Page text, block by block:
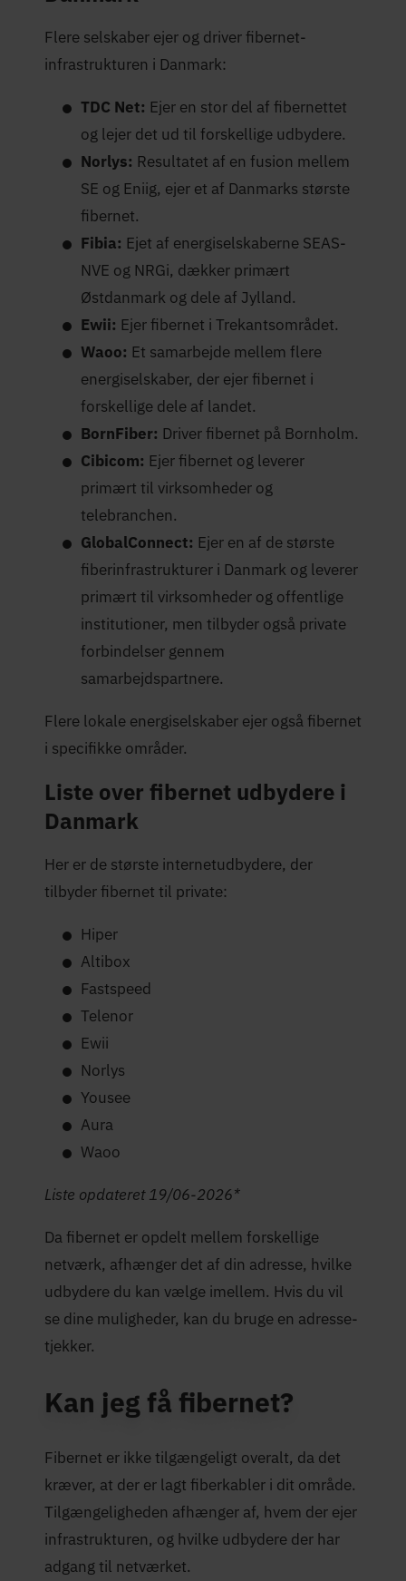
Flere selskaber ejer og driver fibernet-
infrastrukturen i Danmark:
TDC Net: Ejer en stor del af fibernettet
og lejer det ud til forskellige udbydere.
Norlys: Resultatet af en fusion mellem
SE og Eniig, ejer et af Danmarks største
fibernet.
Fibia: Ejet af energiselskaberne SEAS-
NVE og NRGi, dækker primært
Østdanmark og dele af Jylland.
Ewii: Ejer fibernet i Trekantsområdet.
Waoo: Et samarbejde mellem flere
energiselskaber, der ejer fibernet i
forskellige dele af landet.
BornFiber: Driver fibernet på Bornholm.
Cibicom: Ejer fibernet og leverer
primært til virksomheder og
telebranchen.
GlobalConnect: Ejer en af de største
fiberinfrastrukturer i Danmark og leverer
primært til virksomheder og offentlige
institutioner, men tilbyder også private
forbindelser gennem
samarbejdspartnere.
Flere lokale energiselskaber ejer også fibernet
i specifikke områder.
Liste over fibernet udbydere i
Danmark
Her er de største internetudbydere, der
tilbyder fibernet til private:
Hiper
Altibox
Fastspeed
Telenor
Ewii
Norlys
Yousee
Aura
Waoo
Liste opdateret 19/06-2026*
Da fibernet er opdelt mellem forskellige
netværk, afhænger det af din adresse, hvilke
udbydere du kan vælge imellem. Hvis du vil
se dine muligheder, kan du bruge en adresse-
tjekker.
Kan jeg få fibernet?
Fibernet er ikke tilgængeligt overalt, da det
kræver, at der er lagt fiberkabler i dit område.
Tilgængeligheden afhænger af, hvem der ejer
infrastrukturen, og hvilke udbydere der har
adgang til netværket.